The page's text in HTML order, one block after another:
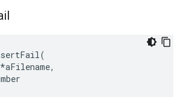
(
*aFilename,